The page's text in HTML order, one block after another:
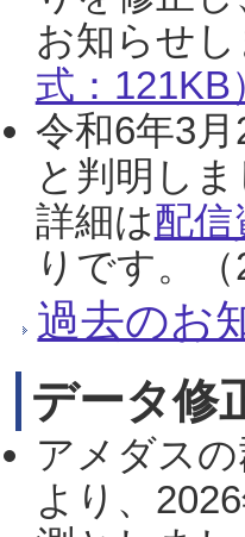
お知らせ
式：121KB
令和6年3
と判明し
詳細は配信
りです。（
過去のお
データ修
アメダス
より、